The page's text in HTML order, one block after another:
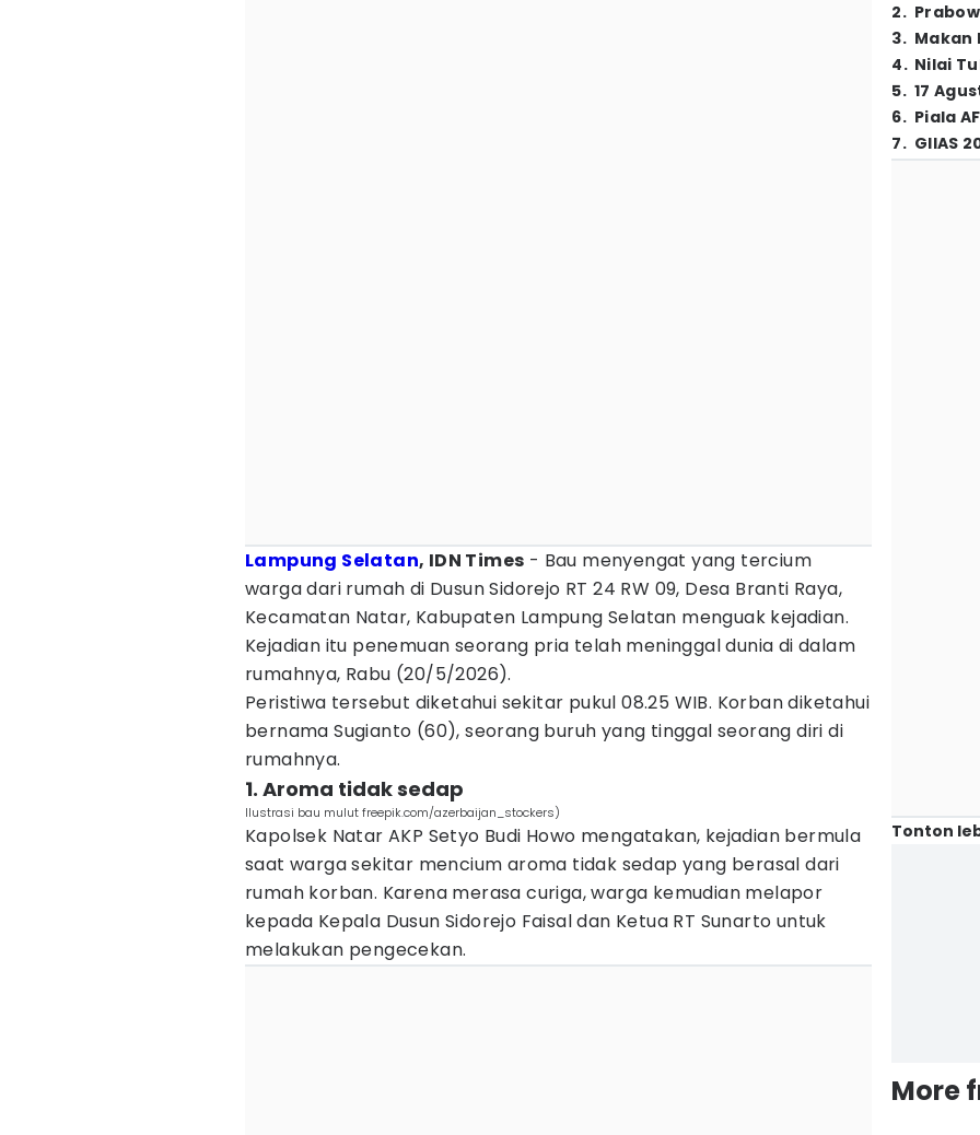
Lampung Selatan, IDN Times - Bau menyengat yang tercium
warga dari rumah di Dusun Sidorejo RT 24 RW 09, Desa Branti Raya,
Kecamatan Natar, Kabupaten Lampung Selatan menguak kejadian.
Kejadian itu penemuan seorang pria telah meninggal dunia di dalam
rumahnya, Rabu (20/5/2026).
Peristiwa tersebut diketahui sekitar pukul 08.25 WIB. Korban diketahui
bernama Sugianto (60), seorang buruh yang tinggal seorang diri di
rumahnya.
1. Aroma tidak sedap
Ilustrasi bau mulut freepik.com/azerbaijan_stockers)
Kapolsek Natar AKP Setyo Budi Howo mengatakan, kejadian bermula
saat warga sekitar mencium aroma tidak sedap yang berasal dari
rumah korban. Karena merasa curiga, warga kemudian melapor
kepada Kepala Dusun Sidorejo Faisal dan Ketua RT Sunarto untuk
melakukan pengecekan.
2.
3. Makan
4. Nilai
5. 17
6. Piala
7. GIIAS
Tonton
More